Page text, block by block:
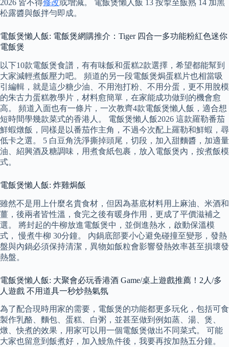
2026 皆不得修改或增減。 電飯煲懶人飯 13 按掣至飯熟 14 加黑
松露醬與飯拌勻即成。
電飯煲懶人飯: 電飯煲網購推介：Tiger 四合一多功能粉紅色迷你
電飯煲
以下10款電飯煲食譜，有有味飯和蛋糕2款選擇，希望都能幫到
大家減輕煮飯壓力吧。 頻道的另一段電飯煲焗蛋糕片也相當吸
引編輯，就是這少糖少油、不用泡打粉、不用分蛋，更不用脫模
的朱古力蛋糕教學片，材料愈簡單，在家能成功做到的機會愈
高。 頻道入面也有一條片，一次教齊4款電飯煲懶人飯，適合想
短時間學幾款菜式的香港人。 電飯煲懶人飯2026 這款羅勒番茄
鮮蝦燉飯，同樣是以番茄作主角，不過今次配上羅勒和鮮蝦，尋
低卡之選。 5 白豆角洗淨撕掉頭尾，切段，加入甜麵醬，加適量
油、紹興酒及糖調味，用煮食紙包裹，放入電飯煲內，按煮飯模
式。
電飯煲懶人飯: 炸雞焗飯
雖然不是用上什麼名貴食材，但因為基底材料用上麻油、米酒和
薑，後兩者皆性溫，食完之後有暖身作用，更成了平價滋補之
選。 將封起的牛柳放進電飯煲中，並倒進熱水，啟動保溫模
式， 慢煮牛柳 30分鐘。 內鍋底部要小心避免碰撞至變形，發熱
盤與內鍋必須保持清潔，異物如飯粒會影響發熱效率甚至損壞發
熱盤。
電飯煲懶人飯: 大聚會必玩香港酒 Game/桌上遊戲推薦！2人/多
人遊戲 不用道具一秒炒熱氣氛
為了配合現時用家的需要，電飯煲的功能都更多玩化，包括可食
製作乳酪、麵包、蛋糕、白粥，並甚至做到例如蒸、湯、煲、
燉、快煮的效果，用家可以用一個電飯煲做出不同菜式。 可能
大家也留意到飯煮好，加入鰻魚件後，我要再按加熱五分鐘。